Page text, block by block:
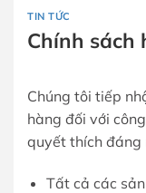
TIN TỨC
Chính sách
Chúng tôi tiếp
hàng đối với
quyết thích đáng
Tất cả các